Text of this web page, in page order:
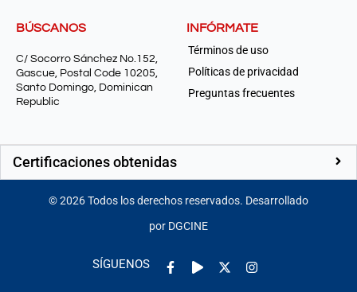
BÚSCANOS
C/ Socorro Sánchez No.152,
Gascue, Postal Code 10205,
Santo Domingo, Dominican
Republic
INFÓRMATE
Términos de uso
Políticas de privacidad
Preguntas frecuentes
Certificaciones obtenidas
©2026Todos los derechos reservados. Desarrollado
por DGCINE
SÍGUENOS
Facebook-
f
Play Instagram